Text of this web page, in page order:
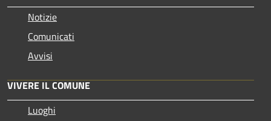
Notizie
Comunicati
Avvisi
VIVERE IL COMUNE
Luoghi